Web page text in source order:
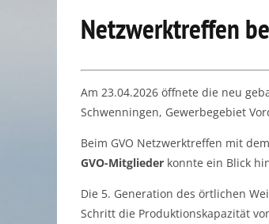
Netzwerktreffen
Am 23.04.2026 öffnete die neu
Schwenningen, Gewerbegebiet
Beim GVO Netzwerktreffen mit dem
GVO-Mitglieder konnte ein Blick
Die 5. Generation des örtlichen
Schritt die Produktionskapazität